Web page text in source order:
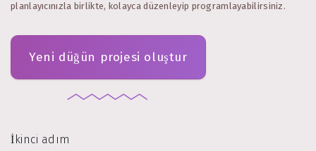
planlayıcınızla birlikte, kolayca düzenleyip programlayabilirsiniz.
Yeni düğün projesi oluştur
İkinci adım